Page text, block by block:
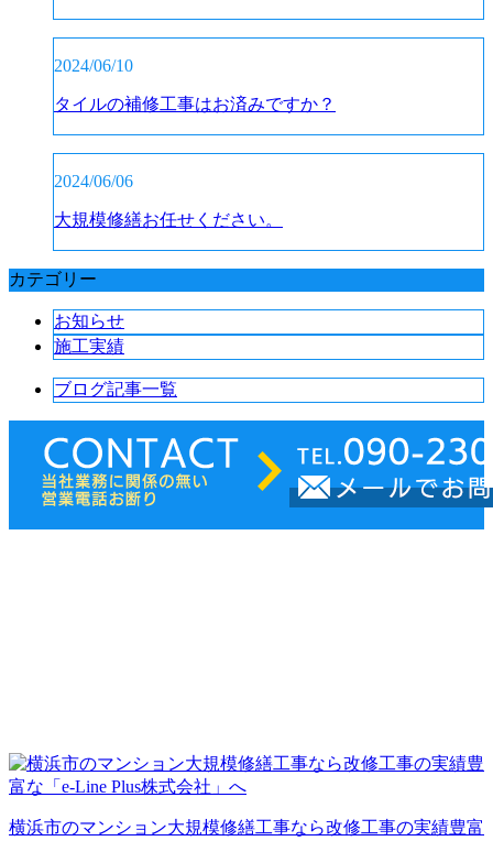
2024/06/10
タイルの補修工事はお済みですか？
2024/06/06
大規模修繕お任せください。
カテゴリー
お知らせ
施工実績
ブログ記事一覧
横浜市のマンション大規模修繕工事なら改修工事の実績豊富